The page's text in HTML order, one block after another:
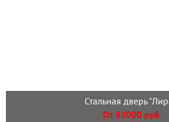
Стальная дверь
От 32000 руб.